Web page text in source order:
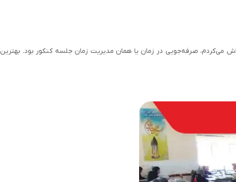
می‌کردم، صرفه‌جویی در زمان یا همان مدیریت زمان جلسه کنکور بود. بهترین